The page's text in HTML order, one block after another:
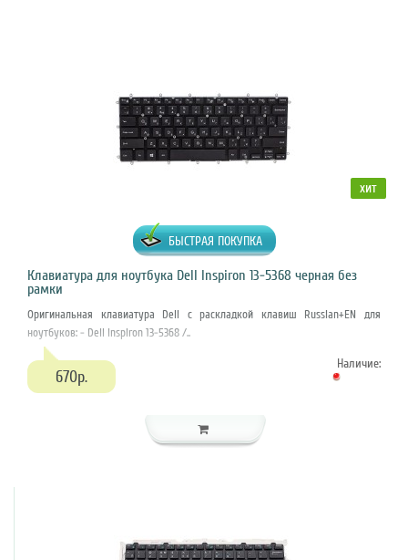
хит
БЫСТРАЯ ПОКУПКА
Клавиатура для ноутбука Dell Inspiron 13-5368 черная без
рамки
Оригинальная клавиатура Dell с раскладкой клавиш Russian+EN для
ноутбуков: - Dell Inspiron 13-5368 /..
670р.
Наличие: